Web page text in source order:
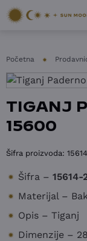
Početna
TIGANJ
15600
Šifra proizvoda:
Šifra – 15614-
Materijal –
Opis – Tiganj
Dimenzije –